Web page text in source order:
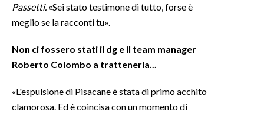
Passetti. «Sei stato testimone di tutto, forse è
meglio se la racconti tu».
Non ci fossero stati il dg e il team manager
Roberto Colombo a trattenerla...
«L'espulsione di Pisacane è stata di primo acchito
clamorosa. Ed è coincisa con un momento di